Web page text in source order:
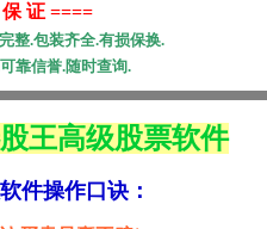
证 ====
整.包装齐全.有损保换.
靠信誉.随时查询.
王高级股票软件
件操作口诀：